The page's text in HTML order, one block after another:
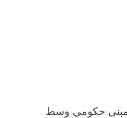
مبنى حكومي وسط